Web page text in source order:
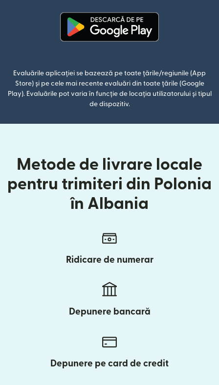
Evaluările aplicației se bazează pe toate țările/regiunile (App
Store) și pe cele mai recente evaluări din toate țările (Google
Play). Evaluările pot varia în funcție de locația utilizatorului și tipul
de dispozitiv.
Metode de livrare locale
pentru trimiteri din Polonia
în Albania
Ridicare de numerar
Depunere bancară
Depunere pe card de credit